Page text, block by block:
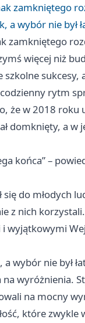
zamkniętego
a wybór nie był
zamkniętego
więcej niż
sukcesy,
rytm
że w 2018 roku
domknięty, a
końca” –
się do młodych
z nich korzystali.
i wyjątkowymi
wybór nie był
na
na mocny
które